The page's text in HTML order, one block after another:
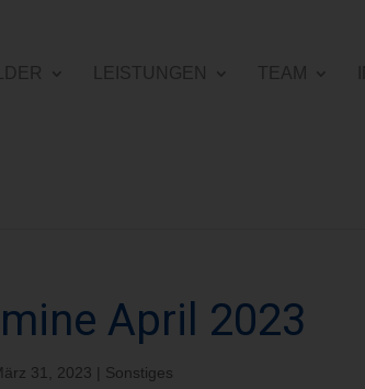
LEISTUNGEN TEAM
April 2023
31, 2023 Sonstiges